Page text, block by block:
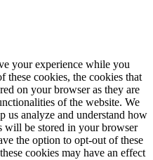
your experience while you
these cookies, the cookies that
on your browser as they are
of the website. We
us analyze and understand how
will be stored in your browser
the option to opt-out of these
cookies may have an effect